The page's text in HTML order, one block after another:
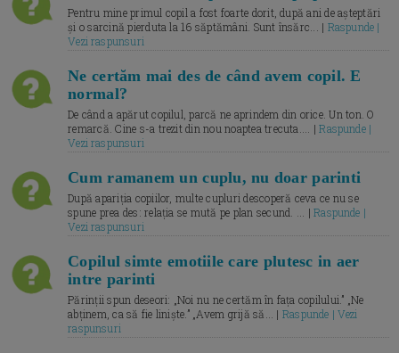
Pentru mine primul copil a fost foarte dorit, după ani de așteptări
și o sarcină pierduta la 16 săptămâni. Sunt însărc... | Raspunde |
Vezi raspunsuri
Ne certăm mai des de când avem copil. E
normal?
De când a apărut copilul, parcă ne aprindem din orice. Un ton. O
remarcă. Cine s-a trezit din nou noaptea trecuta.... |Raspunde |
Vezi raspunsuri
Cum ramanem un cuplu, nu doar parinti
După apariția copiilor, multe cupluri descoperă ceva ce nu se
spune prea des: relația se mută pe plan secund. ... |Raspunde |
Vezi raspunsuri
Copilul simte emotiile care plutesc in aer
intre parinti
Părinții spun deseori: „Noi nu ne certăm în fața copilului.” „Ne
abținem, ca să fie liniște.” „Avem grijă să... | Raspunde | Vezi
raspunsuri